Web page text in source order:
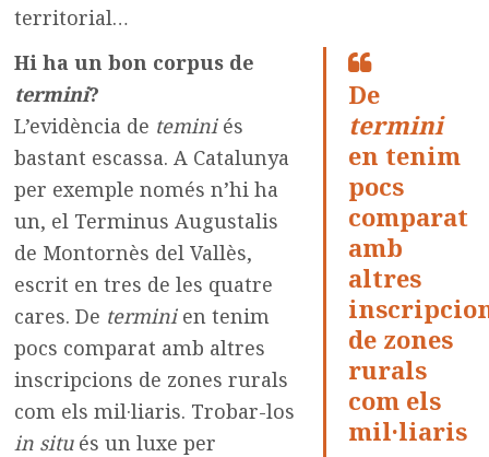
territorial…
De
termini
en tenim
pocs
comparat
amb
altres
de zones
rurals
com els
mil·liaris
Hi ha un bon corpus de
termini?
L’evidència de teminiés
bastant escassa. A Catalunya
per exemple només n’hi ha
un, el Terminus Augustalis
de Montornès del Vallès,
escrit en tres de les quatre
cares. De terminien tenim
pocs comparat amb altres
inscripcions de zones rurals
com els mil·liaris. Trobar-los
in situés un luxe per